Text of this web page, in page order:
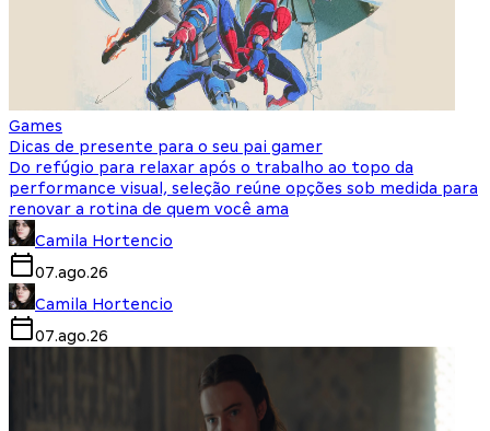
Games
Dicas de presente para o seu pai gamer
Do refúgio para relaxar após o trabalho ao topo da
performance visual, seleção reúne opções sob medida para
renovar a rotina de quem você ama
Camila Hortencio
07.ago.26
Camila Hortencio
07.ago.26